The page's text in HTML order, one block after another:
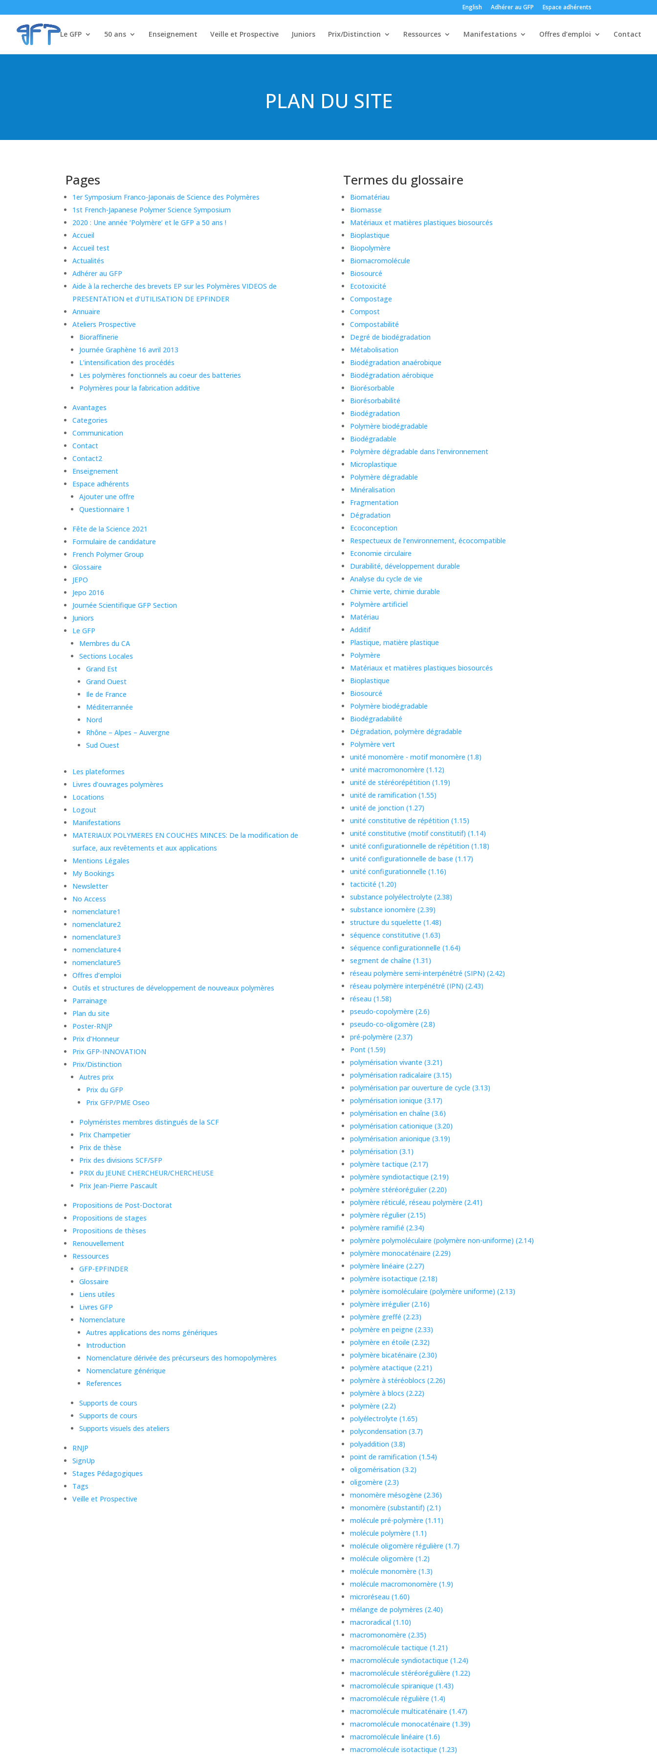
English Adhérer au GFP Espace adhérents
Le GFP 50 ans Enseignement Veille et Prospective Juniors Prix/Distinction Ressources Manifestations Offres d’emploi Contact
PLAN DU SITE
Pages
1er Symposium Franco-Japonais de Science des Polymères
1st French-Japanese Polymer Science Symposium
2020 : Une année ‘Polymère’ et le GFP a 50 ans !
Accueil
Accueil test
Actualités
Adhérer au GFP
Aide à la recherche des brevets EP sur les Polymères VIDEOS de
PRESENTATION et d’UTILISATION DE EPFINDER
Annuaire
Ateliers Prospective
Bioraffinerie
Journée Graphène 16 avril 2013
L’intensification des procédés
Les polymères fonctionnels au coeur des batteries
Polymères pour la fabrication additive
Avantages
Categories
Communication
Contact
Contact2
Enseignement
Espace adhérents
Ajouter une offre
Questionnaire 1
Fête de la Science 2021
Formulaire de candidature
French Polymer Group
Glossaire
JEPO
Jepo 2016
Journée Scientifique GFP Section
Juniors
Le GFP
Membres du CA
Sections Locales
Grand Est
Grand Ouest
Ile de France
Méditerrannée
Nord
Rhône – Alpes – Auvergne
Sud Ouest
Les plateformes
Livres d’ouvrages polymères
Locations
Logout
Manifestations
MATERIAUX POLYMERES EN COUCHES MINCES: De la modification de
surface, aux revêtements et aux applications
Mentions Légales
My Bookings
Newsletter
No Access
nomenclature1
nomenclature2
nomenclature3
nomenclature4
nomenclature5
Offres d’emploi
Outils et structures de développement de nouveaux polymères
Parrainage
Plan du site
Poster-RNJP
Prix d’Honneur
Prix GFP-INNOVATION
Prix/Distinction
Autres prix
Prix du GFP
Prix GFP/PME Oseo
Polyméristes membres distingués de la SCF
Prix Champetier
Prix de thèse
Prix des divisions SCF/SFP
PRIX du JEUNE CHERCHEUR/CHERCHEUSE
Prix Jean-Pierre Pascault
Propositions de Post-Doctorat
Propositions de stages
Propositions de thèses
Renouvellement
Ressources
GFP-EPFINDER
Glossaire
Liens utiles
Livres GFP
Nomenclature
Autres applications des noms génériques
Introduction
Nomenclature dérivée des précurseurs des homopolymères
Nomenclature générique
References
Supports de cours
Supports de cours
Supports visuels des ateliers
RNJP
SignUp
Stages Pédagogiques
Tags
Veille et Prospective
Termes du glossaire
Biomatériau
Biomasse
Matériaux et matières plastiques biosourcés
Bioplastique
Biopolymère
Biomacromolécule
Biosourcé
Ecotoxicité
Compostage
Compost
Compostabilité
Degré de biodégradation
Métabolisation
Biodégradation anaérobique
Biodégradation aérobique
Biorésorbable
Biorésorbabilité
Biodégradation
Polymère biodégradable
Biodégradable
Polymère dégradable dans l’environnement
Microplastique
Polymère dégradable
Minéralisation
Fragmentation
Dégradation
Ecoconception
Respectueux de l’environnement, écocompatible
Economie circulaire
Durabilité, développement durable
Analyse du cycle de vie
Chimie verte, chimie durable
Polymère artificiel
Matériau
Additif
Plastique, matière plastique
Polymère
Matériaux et matières plastiques biosourcés
Bioplastique
Biosourcé
Polymère biodégradable
Biodégradabilité
Dégradation, polymère dégradable
Polymère vert
unité monomère - motif monomère (1.8)
unité macromonomère (1.12)
unité de stéréorépétition (1.19)
unité de ramification (1.55)
unité de jonction (1.27)
unité constitutive de répétition (1.15)
unité constitutive (motif constitutif) (1.14)
unité configurationnelle de répétition (1.18)
unité configurationnelle de base (1.17)
unité configurationnelle (1.16)
tacticité (1.20)
substance polyélectrolyte (2.38)
substance ionomère (2.39)
structure du squelette (1.48)
séquence constitutive (1.63)
séquence configurationnelle (1.64)
segment de chaîne (1.31)
réseau polymère semi-interpénétré (SIPN) (2.42)
réseau polymère interpénétré (IPN) (2.43)
réseau (1.58)
pseudo-copolymère (2.6)
pseudo-co-oligomère (2.8)
pré-polymère (2.37)
Pont (1.59)
polymérisation vivante (3.21)
polymérisation radicalaire (3.15)
polymérisation par ouverture de cycle (3.13)
polymérisation ionique (3.17)
polymérisation en chaîne (3.6)
polymérisation cationique (3.20)
polymérisation anionique (3.19)
polymérisation (3.1)
polymère tactique (2.17)
polymère syndiotactique (2.19)
polymère stéréorégulier (2.20)
polymère réticulé, réseau polymère (2.41)
polymère régulier (2.15)
polymère ramifié (2.34)
polymère polymoléculaire (polymère non-uniforme) (2.14)
polymère monocaténaire (2.29)
polymère linéaire (2.27)
polymère isotactique (2.18)
polymère isomoléculaire (polymère uniforme) (2.13)
polymère irrégulier (2.16)
polymère greffé (2.23)
polymère en peigne (2.33)
polymère en étoile (2.32)
polymère bicaténaire (2.30)
polymère atactique (2.21)
polymère à stéréoblocs (2.26)
polymère à blocs (2.22)
polymère (2.2)
polyélectrolyte (1.65)
polycondensation (3.7)
polyaddition (3.8)
point de ramification (1.54)
oligomérisation (3.2)
oligomère (2.3)
monomère mésogène (2.36)
monomère (substantif) (2.1)
molécule pré-polymère (1.11)
molécule polymère (1.1)
molécule oligomère régulière (1.7)
molécule oligomère (1.2)
molécule monomère (1.3)
molécule macromonomère (1.9)
microréseau (1.60)
mélange de polymères (2.40)
macroradical (1.10)
macromonomère (2.35)
macromolécule tactique (1.21)
macromolécule syndiotactique (1.24)
macromolécule stéréorégulière (1.22)
macromolécule spiranique (1.43)
macromolécule régulière (1.4)
macromolécule multicaténaire (1.47)
macromolécule monocaténaire (1.39)
macromolécule linéaire (1.6)
macromolécule isotactique (1.23)